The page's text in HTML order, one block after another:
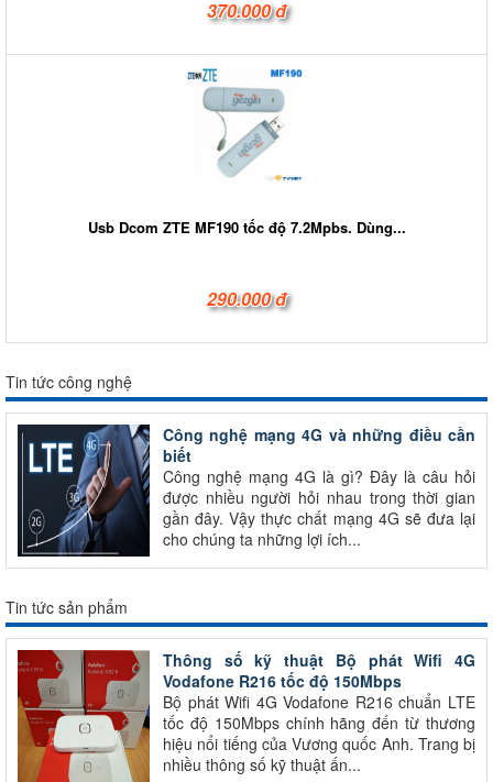
370.000 đ
Usb Dcom ZTE MF190 tốc độ 7.2Mpbs. Dùng...
290.000 đ
Tin tức công nghệ
Công nghệ mạng 4G và những điều cần
biết
Công nghệ mạng 4G là gì? Đây là câu hỏi
được nhiều người hỏi nhau trong thời gian
gần đây. Vậy thực chất mạng 4G sẽ đưa lại
cho chúng ta những lợi ích...
Tin tức sản phẩm
Thông số kỹ thuật Bộ phát Wifi 4G
Vodafone R216 tốc độ 150Mbps
Bộ phát Wifi 4G Vodafone R216 chuẩn LTE
tốc độ 150Mbps chính hãng đến từ thương
hiệu nổi tiếng của Vương quốc Anh. Trang bị
nhiều thông số kỹ thuật ấn...